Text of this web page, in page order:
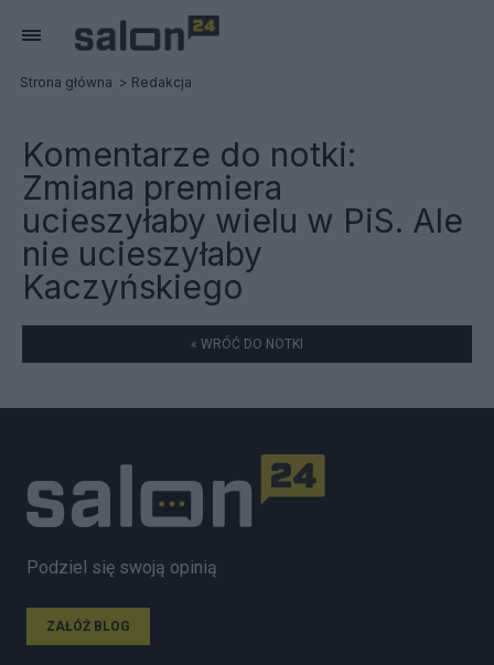
Strona główna Redakcja
Komentarze do notki:
Zmiana premiera
ucieszyłaby wielu w PiS. Ale
nie ucieszyłaby
Kaczyńskiego
« WRÓĆ DO NOTKI
Podziel się swoją opinią
ZAŁÓŻ BLOG